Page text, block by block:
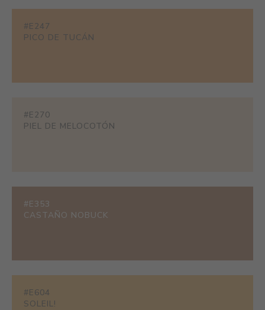
#E247
PICO DE TUCÁN
#E270
PIEL DE MELOCOTÓN
#E353
CASTAÑO NOBUCK
#E604
SOLEIL!